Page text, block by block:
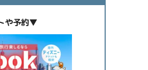
や予約▼